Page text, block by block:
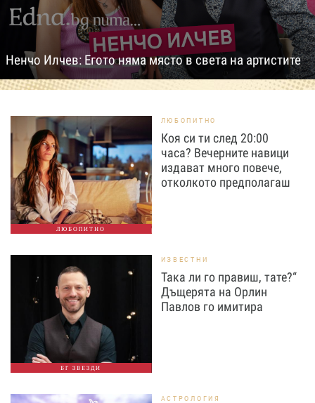
Ненчо Илчев: Егото няма място в света на артистите
ЛЮБОПИТНО
ЛЮБОПИТНО
Коя си ти след 20:00
часа? Вечерните навици
издават много повече,
отколкото предполагаш
БГ ЗВЕЗДИ
ИЗВЕСТНИ
Така ли го правиш, тате?“
Дъщерята на Орлин
Павлов го имитира
АСТРОЛОГИЯ